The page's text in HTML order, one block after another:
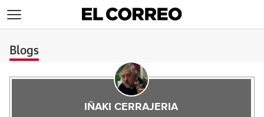
Blogs
IÑAKI CERRAJERIA